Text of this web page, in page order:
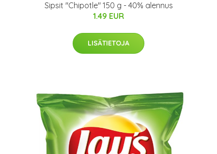
Sipsit "Chipotle" 150 g - 40% alennus
1.49 EUR
LISÄTIETOJA